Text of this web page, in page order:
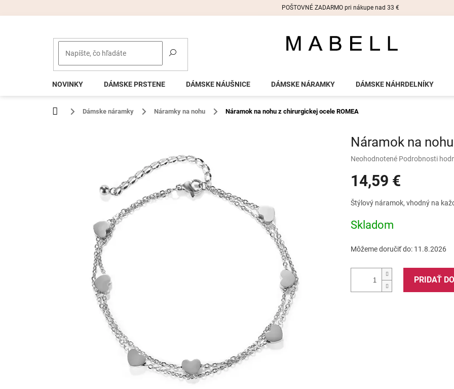
POŠTOVNÉ ZADARMO pri nákupe nad 33 €
NOVINKY DÁMSKE PRSTENE DÁMSKE NÁUŠNICE DÁMSKE NÁRAMKY DÁMSKE NÁHRDELNÍKY
Domov Dámske náramky Náramky na nohu Náramok na nohu z chirurgickej ocele ROMEA
Náramok na
Priemerné
produktu
je
z
hviezdičiek.
Neohodnotené Podrobnosti
14,59 €
Jednotková
cena:
Štýlový náramok, vhodný na
Skladom
Môžeme doručiť do: 11.8.2026
PRIDAŤ